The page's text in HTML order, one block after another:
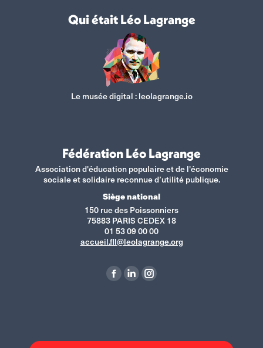
Qui était Léo Lagrange
Le musée digital :leolagrange.io
Fédération Léo Lagrange
Association d'éducation populaire et de l'économie
sociale et solidaire reconnue d’utilité publique.
Siège national
150 rue des Poissonniers
75883 PARIS CEDEX 18
01 53 09 00 00
accueil.fll@leolagrange.org
La
dans
La
dans
La
dans